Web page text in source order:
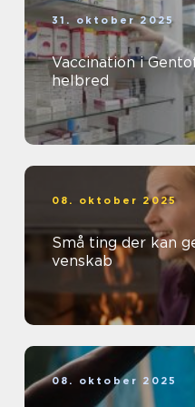
31. oktober 2025
Vaccination i
helbred
08. oktober 2025
Små ting der kan
venskab
08. oktober 2025